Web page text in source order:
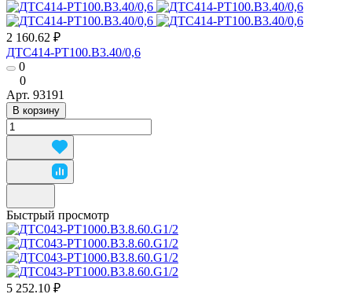
2 160.62 ₽
ДТС414-РТ100.В3.40/0,6
0
0
Арт. 93191
В корзину
Быстрый просмотр
5 252.10 ₽